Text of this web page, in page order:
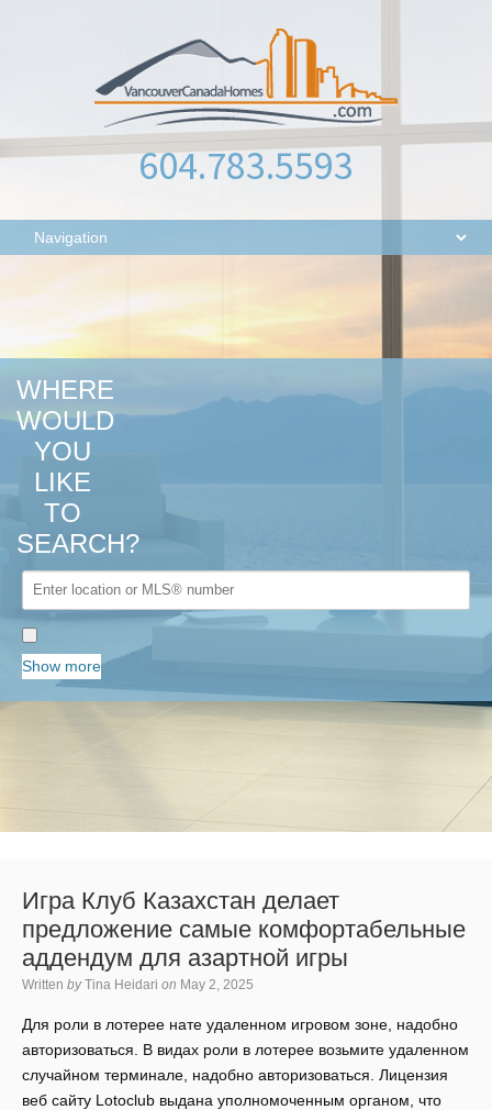
604.783.5593
WHERE
WOULD
YOU
LIKE
TO
SEARCH?
Show more
Игра Клуб Казахстан делает
предложение самые комфортабельные
аддендум для азартной игры
Written by Tina Heidari on May 2, 2025
Для роли в лотерее нате удаленном игровом зоне, надобно
авторизоваться. В видах роли в лотерее возьмите удаленном
случайном терминале, надобно авторизоваться. Лицензия
веб сайту Lotoclub выдана уполномоченным органом, что